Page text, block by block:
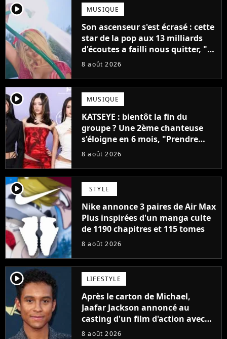
player2 MUSIQUE
Son ascenseur s'est écrasé : cette
star de la pop aux 13 milliards
d'écoutes a failli nous quitter, "Je
pensais ne plus jamais chanter"
8 août 2026
player2 MUSIQUE
KATSEYE : bientôt la fin du
groupe ? Une 2ème chanteuse
s'éloigne en 6 mois, "Prendre
cette décision n’a pas été facile"
8 août 2026
player2 STYLE
Nike annonce 3 paires de Air Max
Plus inspirées d'un manga culte
de 1190 chapitres et 115 tomes
8 août 2026
player2 LIFESTYLE
Après le carton de Michael,
Jaafar Jackson annoncé au
casting d'un film d'action avec
Will Smith
8 août 2026